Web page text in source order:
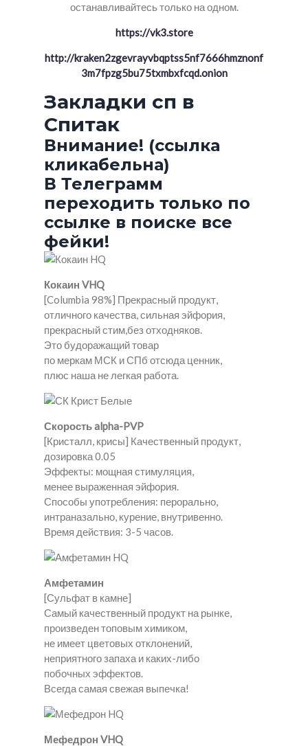
останавливайтесь только на одном.
https://vk3.store
http://kraken2zgevrayvbqptss5nf7666hmznonf
3m7fpzg5bu75txmbxfcqd.onion
Закладки сп в
Спитак
Внимание! (ссылка
кликабельна)
В Телеграмм
переходить только по
ссылке в поиске все
фейки!
Кокаин VHQ
[Columbia 98%] Прекрасный продукт,
отличного качества, сильная эйфория,
прекрасный стим,без отходняков.
Это будоражащий товар
по меркам МСК и СПб отсюда ценник,
плюс наша не легкая работа.
Скорость alpha-PVP
[Кристалл, крисы] Качественный продукт,
дозировка 0.05
Эффекты: мощная стимуляция,
менее выраженная эйфория.
Способы употребления: перорально,
интраназально, курение, внутривенно.
Время действия: 3-5 часов.
Амфетамин
[Сульфат в камне]
Самый качественный продукт на рынке,
произведен топовым химиком,
не имеет цветовых отклонений,
неприятного запаха и каких-либо
побочных эффектов.
Всегда самая свежая выпечка!
Мефедрон VHQ